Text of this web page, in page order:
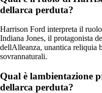
dellarca perduta?
Harrison Ford interpreta il
Indiana Jones, il protagonista
dellAlleanza, unantica reliquia
sovrannaturali.
Qual è lambientazione
dellarca perduta?